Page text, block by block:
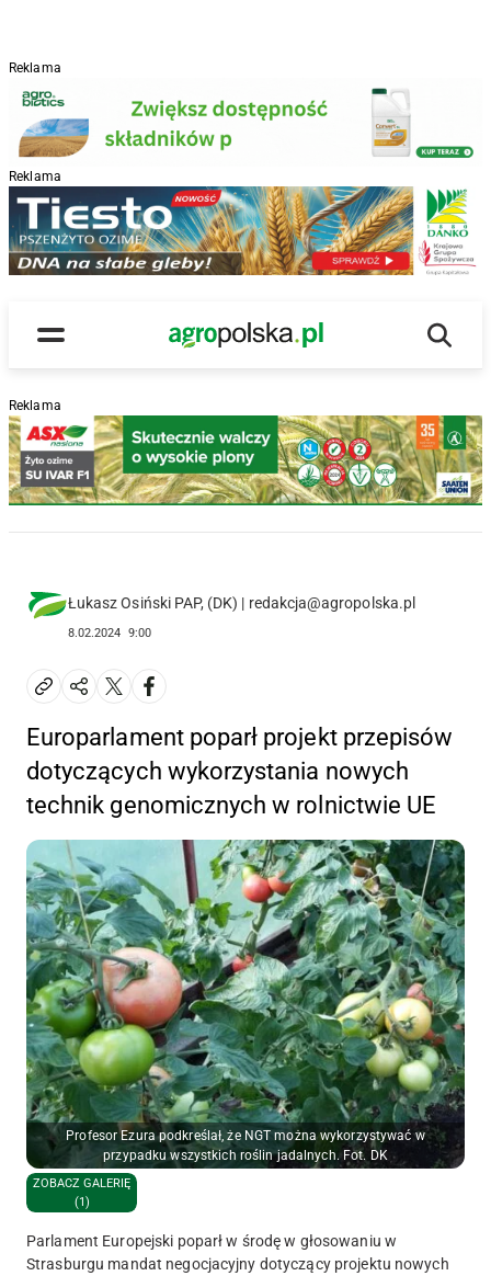
Reklama
Reklama
Menu
Main Logo
Reklama
Łukasz Osiński PAP, (DK) | redakcja@agropolska.pl
8.02.2024 9:00
Europarlament poparł projekt przepisów
dotyczących wykorzystania nowych
technik genomicznych w rolnictwie UE
Profesor Ezura podkreślał, że NGT można wykorzystywać w
przypadku wszystkich roślin jadalnych. Fot. DK
ZOBACZ GALERIĘ
(1)
Parlament Europejski poparł w środę w głosowaniu w
Strasburgu mandat negocjacyjny dotyczący projektu nowych